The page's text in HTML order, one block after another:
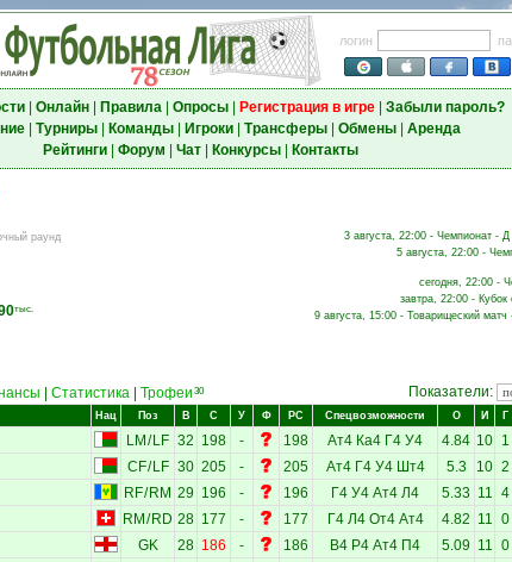
логин
| Онлайн| Правила| Опросы| Регистрация в игре| Забыли пароль?
| Турниры| Команды| Игроки| Трансферы| Обмены| Аренда
Рейтинги| Форум Чат| Конкурсы| Контакты
раунд
тыс.
3 августа, 22:00 - Чемпионат - Д
5 августа, 22:00 -
сегодня, 22:00 -
завтра, 22:00 -
9 августа, 15:00 - Товарищеский матч
Статистика Трофеи 30 Показатели:
Нац Поз В С У Ф РС Спецвозможности О И Г
LM / LF 32 198 - 198 Ат4 Ка4 Г4 У4 4.84 10 1
CF/LF 30 205 - 205 Ат4 Г4 У4 Шт4 5.3 10 2
RF/ RM 29 196 - 196 Г4 У4 Ат4 Л4 5.33 11 4
RM / RD 28 177 - 177 Г4 Л4 От4 Ат4 4.82 11 0
GK 28 186 - 186 В4 Р4 Ат4 П4 5.09 11 0